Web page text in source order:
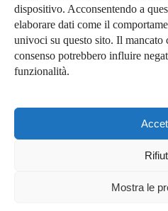
dispositivo. Acconsentendo a
elaborare dati come il
univoci su questo sito. Il mancato
consenso potrebbero influire
funzionalità.
Mostra le
Riservati - All